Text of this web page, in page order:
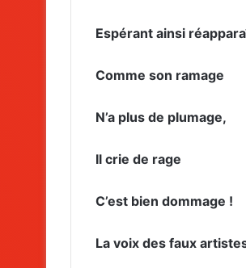
Espérant ainsi
Comme son ramage
N’a plus de plumage,
Il crie de rage
C’est bien dommage !
La voix des faux